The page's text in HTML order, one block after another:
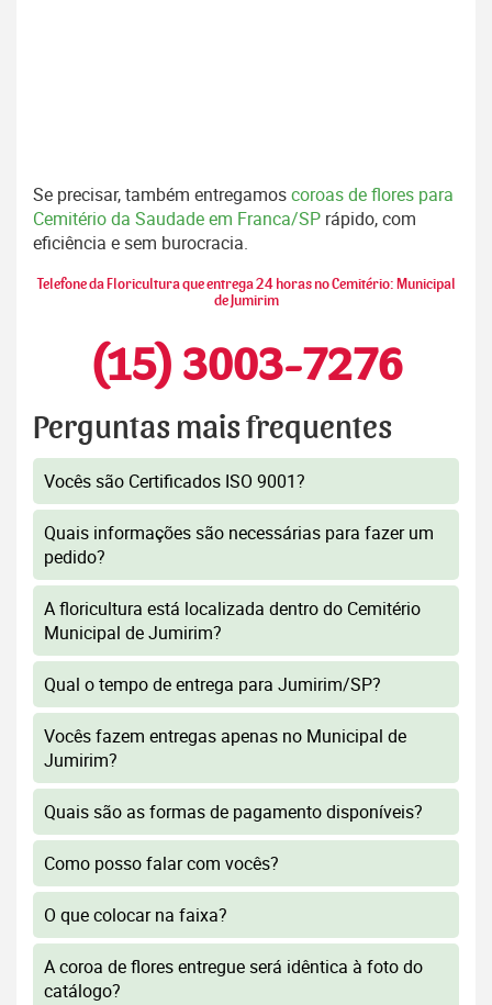
Se precisar, também entregamoscoroas de flores para
Cemitério da Saudade em Franca/SP rápido, com
eficiência e sem burocracia.
Telefone da Floricultura que entrega 24 horas no Cemitério: Municipal
de Jumirim
(15) 3003-7276
Perguntas mais frequentes
Vocês são Certificados ISO 9001?
Quais informações são necessárias para fazer um
pedido?
A floricultura está localizada dentro do Cemitério
Municipal de Jumirim?
Qual o tempo de entrega para Jumirim/SP?
Vocês fazem entregas apenas no Municipal de
Jumirim?
Quais são as formas de pagamento disponíveis?
Como posso falar com vocês?
O que colocar na faixa?
A coroa de flores entregue será idêntica à foto do
catálogo?